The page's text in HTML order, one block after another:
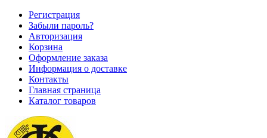
Регистрация
Забыли пароль?
Авторизация
Корзина
Оформление заказа
Информация о доставке
Контакты
Главная страница
Каталог товаров